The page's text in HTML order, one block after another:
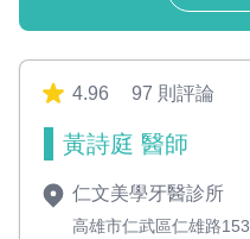
4.96 97 則評論
黃詩庭 醫師
仁文美學牙醫診所
高雄市仁武區仁雄路153